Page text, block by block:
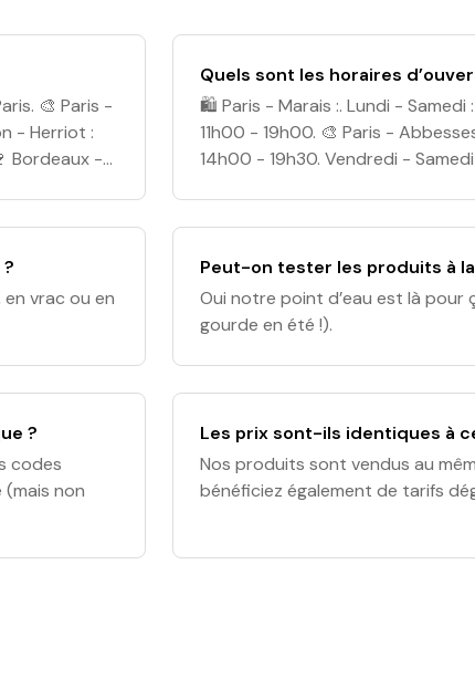
🎨 Paris -
- Herriot :
Bordeaux -
Quels sont les horaires
🛍️ Paris - Marais :. Lundi -
11h00 - 19h00. 🎨 Paris -
14h00 - 19h30. Vendredi -
vrac ou en
Peut-on tester les produits à
Oui notre point d’eau est là pour
gourde en été !).
?
codes
non
Les prix sont-ils identiques à
Nos produits sont vendus au
bénéficiez également de tarifs